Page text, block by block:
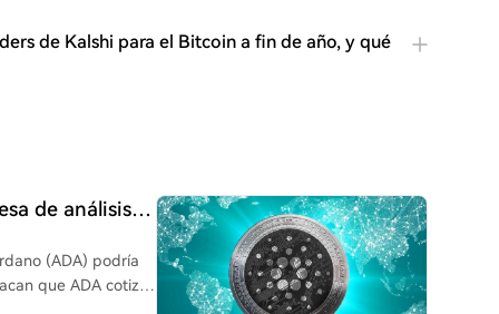
de Kalshi para el Bitcoin a fin de año, y qué
de análisis
(ADA) podría
que ADA cotiza